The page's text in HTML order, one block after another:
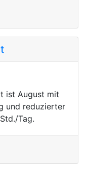
ist August mit
und reduzierter
Tag.